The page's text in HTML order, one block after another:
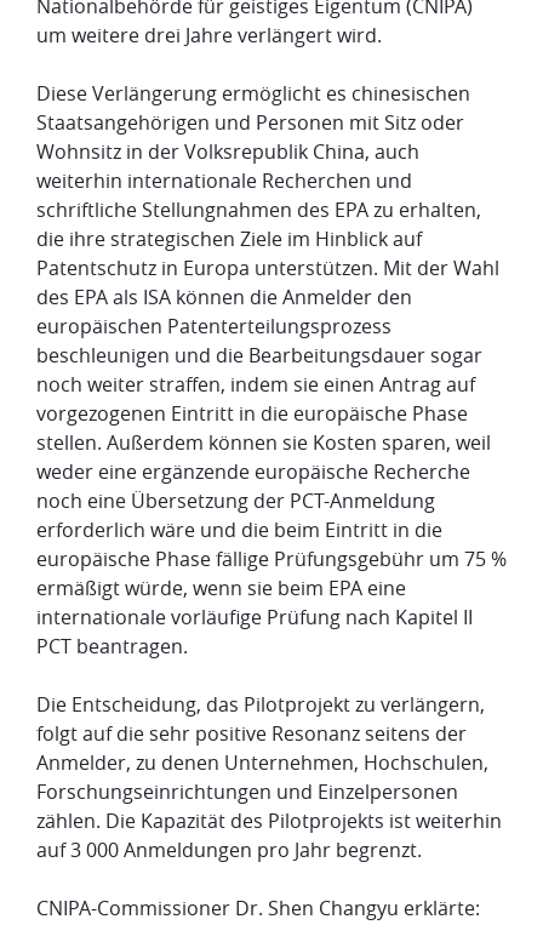
Nationalbehörde für geistiges Eigentum (CNIPA)
um weitere drei Jahre verlängert wird.
Diese Verlängerung ermöglicht es chinesischen
Staatsangehörigen und Personen mit Sitz oder
Wohnsitz in der Volksrepublik China, auch
weiterhin internationale Recherchen und
schriftliche Stellungnahmen des EPA zu erhalten,
die ihre strategischen Ziele im Hinblick auf
Patentschutz in Europa unterstützen. Mit der Wahl
des EPA als ISA können die Anmelder den
europäischen Patenterteilungsprozess
beschleunigen und die Bearbeitungsdauer sogar
noch weiter straffen, indem sie einen Antrag auf
vorgezogenen Eintritt in die europäische Phase
stellen. Außerdem können sie Kosten sparen, weil
weder eine ergänzende europäische Recherche
noch eine Übersetzung der PCT-Anmeldung
erforderlich wäre und die beim Eintritt in die
europäische Phase fällige Prüfungsgebühr um 75 %
ermäßigt würde, wenn sie beim EPA eine
internationale vorläufige Prüfung nach Kapitel II
PCT beantragen.
Die Entscheidung, das Pilotprojekt zu verlängern,
folgt auf die sehr positive Resonanz seitens der
Anmelder, zu denen Unternehmen, Hochschulen,
Forschungseinrichtungen und Einzelpersonen
zählen. Die Kapazität des Pilotprojekts ist weiterhin
auf 3 000 Anmeldungen pro Jahr begrenzt.
CNIPA-Commissioner Dr. Shen Changyu erklärte: